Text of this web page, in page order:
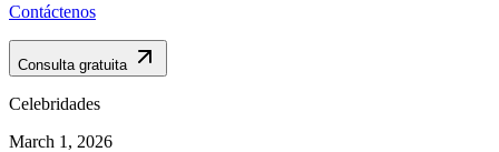
Contáctenos
Consulta gratuita
Celebridades
March 1, 2026